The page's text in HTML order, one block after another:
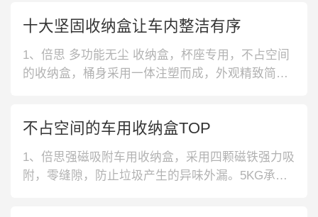
味不刺鼻，呵护家人呼吸健康。碳纤维纹面，光滑
温润触感，时尚美观，还不易粘附污渍。3、倍思全
合金汽车收纳盒，采用全合
十大坚固收纳盒让车内整洁有序
1、倍思 多功能无尘 收纳盒，杯座专用，不占空间
的收纳盒，桶身采用一体注塑而成，外观精致简
保无异味的收纳盒，采用一体注塑成型，告别漏水
烦恼，底部防倒设计，稳如磐石，无论任何情况
下，垃圾桶都不会翻倒。3、绿联
不占空间的车用收纳盒TOP
1、倍思强磁吸附车用收纳盒，采用四颗磁铁强力吸
附，零缝隙，防止垃圾产生的异味外漏。5KG承重